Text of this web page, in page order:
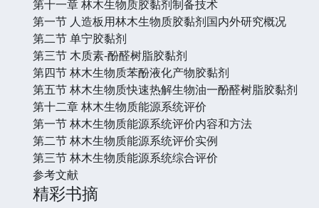
第十一章 林木生物质胶黏剂制备技术
第一节 人造板用林木生物质胶黏剂国内外研究概况
第二节 单宁胶黏剂
第三节 木质素-酚醛树脂胶黏剂
第四节 林木生物质苯酚液化产物胶黏剂
第五节 林木生物质快速热解生物油一酚醛树脂胶黏剂
第十二章 林木生物质能源系统评价
第一节 林木生物质能源系统评价内容和方法
第二节 林木生物质能源系统评价实例
第三节 林木生物质能源系统综合评价
参考文献
精彩书摘